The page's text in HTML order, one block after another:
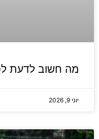
מה חשוב לדעת
יוני 9, 2026